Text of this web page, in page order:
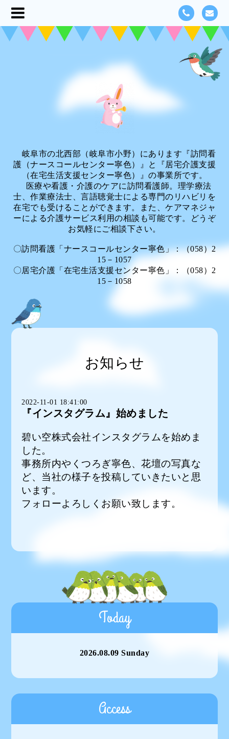
岐阜市の北西部（岐阜市小野）にあります『訪問看
護（ナースコールセンター寧色）』と『居宅介護支援
（在宅生活支援センター寧色）』の事業所です。
医療や看護・介護のケアに訪問看護師。理学療法
士、作業療法士、言語聴覚士による専門のリハビリを
在宅でも受けることができます。また、ケアマネジャ
ーによる介護サービス利用の相談も可能です。どうぞ
お気軽にご相談下さい。
〇訪問看護「ナースコールセンター寧色」：（058）2
15－1057
〇居宅介護「在宅生活支援センター寧色」：（058）2
15－1058
お知らせ
2022-11-01 18:41:00
『インスタグラム』始めました
碧い空株式会社インスタグラムを始めま
した。
事務所内やくつろぎ寧色、花壇の写真な
ど、当社の様子を投稿していきたいと思
います。
フォローよろしくお願い致します。
Today
2026.08.09 Sunday
Access